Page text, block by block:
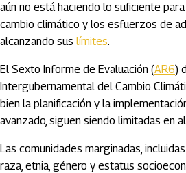
aún no está haciendo lo suficiente
cambio climático y los esfuerzos de
alcanzando sus límites.
El Sexto Informe de Evaluación (AR6)
Intergubernamental del Cambio
bien la planificación y la
avanzado, siguen siendo limitadas en
Las comunidades marginadas,
raza, etnia, género y estatus